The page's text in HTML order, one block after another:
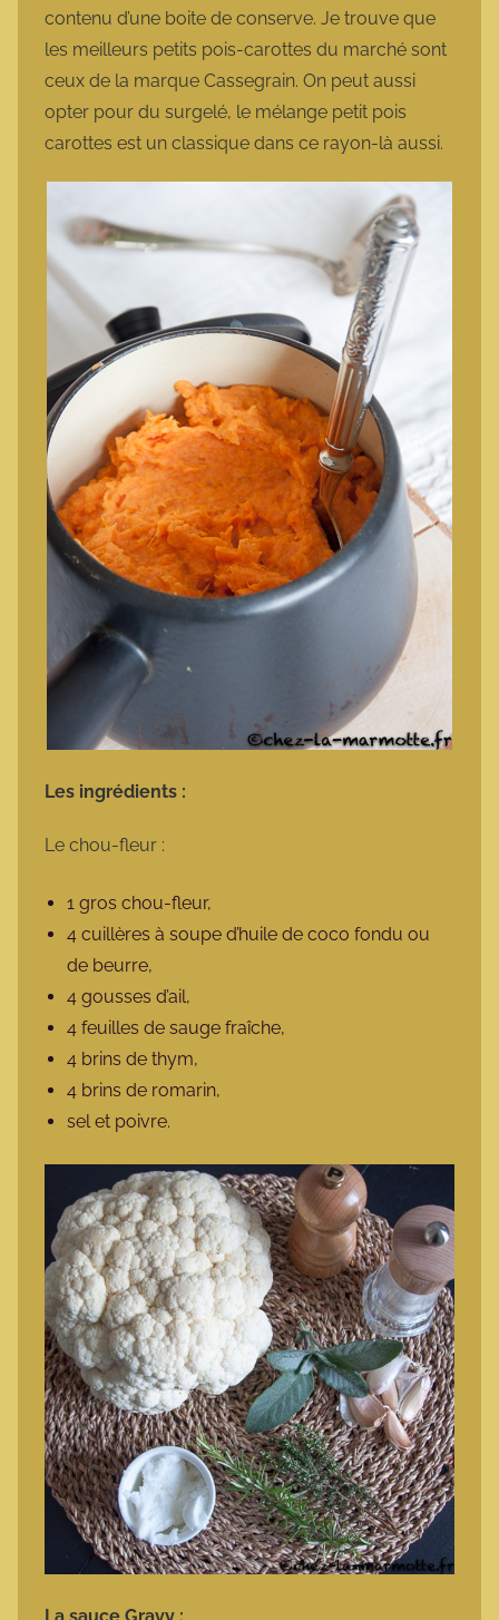
contenu d’une boite de conserve. Je trouve que
les meilleurs petits pois-carottes du marché sont
ceux de la marque Cassegrain. On peut aussi
opter pour du surgelé, le mélange petit pois
carottes est un classique dans ce rayon-là aussi.
Les ingrédients :
Le chou-fleur :
1 gros chou-fleur,
4 cuillères à soupe d’huile de coco fondu ou
de beurre,
4 gousses d’ail,
4 feuilles de sauge fraîche,
4 brins de thym,
4 brins de romarin,
sel et poivre.